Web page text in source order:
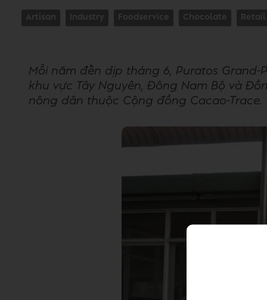
Artisan Industry Foodservice Chocolate Retail
Mỗi năm đến dịp tháng 6, Puratos
khu vực Tây Nguyên, Đông Nam Bộ và
nông dân thuộc Cộng đồng Cacao-Trace.